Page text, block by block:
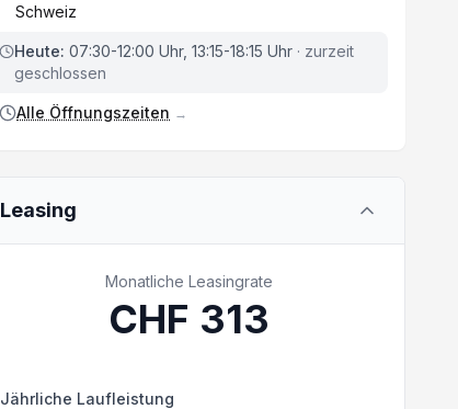
Schweiz
Heute: 07:30-12:00 Uhr, 13:15-18:15 Uhr· zurzeit
geschlossen
Alle Öffnungszeiten →
Leasing
Monatliche Leasingrate
CHF 313
Jährliche Laufleistung